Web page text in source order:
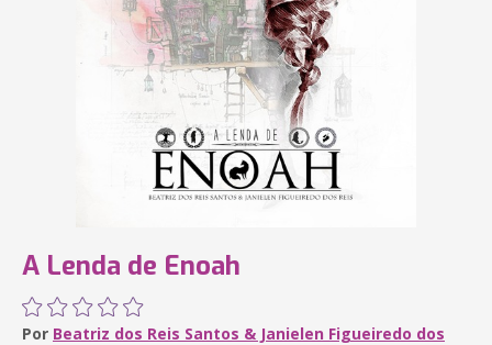
A Lenda de Enoah
Por Beatriz dos Reis Santos & Janielen Figueiredo dos